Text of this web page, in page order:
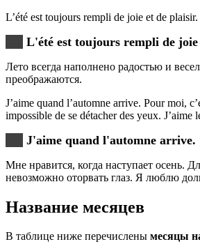
L’été est toujours rempli de joie et de
L'été est toujours rempli de
Лето всегда наполнено радостью и
преображаются.
J’aime quand l’automne arrive. Pour moi,
impossible de se détacher des yeux. J’aime
J'aime quand l'automne arrive.
Мне нравится, когда наступает осень.
невозможно оторвать глаз. Я люблю
Название месяцев
В таблице ниже перечислены месяцы